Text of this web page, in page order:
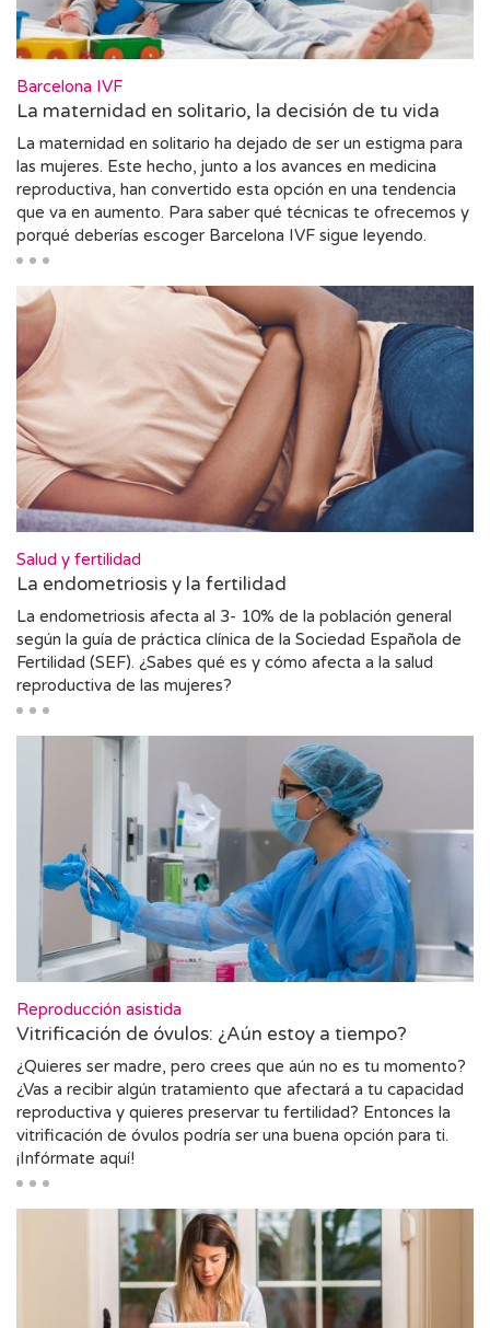
Barcelona IVF
La maternidad en solitario, la decisión de tu vida
La maternidad en solitario ha dejado de ser un estigma para
las mujeres. Este hecho, junto a los avances en medicina
reproductiva, han convertido esta opción en una tendencia
que va en aumento. Para saber qué técnicas te ofrecemos y
porqué deberías escoger Barcelona IVF sigue leyendo.
Salud y fertilidad
La endometriosis y la fertilidad
La endometriosis afecta al 3- 10% de la población general
según la guía de práctica clínica de la Sociedad Española de
Fertilidad (SEF). ¿Sabes qué es y cómo afecta a la salud
reproductiva de las mujeres?
Reproducción asistida
Vitrificación de óvulos: ¿Aún estoy a tiempo?
¿Quieres ser madre, pero crees que aún no es tu momento?
¿Vas a recibir algún tratamiento que afectará a tu capacidad
reproductiva y quieres preservar tu fertilidad? Entonces la
vitrificación de óvulos podría ser una buena opción para ti.
¡Infórmate aquí!